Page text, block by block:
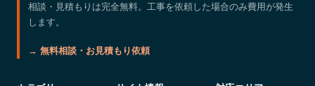
相談・見積もりは完全無料。工事を依頼した場合のみ費用が発生
します。
→ 無料相談・お見積もり依頼